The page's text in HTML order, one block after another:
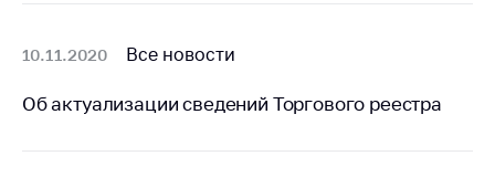
товарная биржа
жизнь
10.11.2020 Все новости
Об актуализации сведений Торгового реестра